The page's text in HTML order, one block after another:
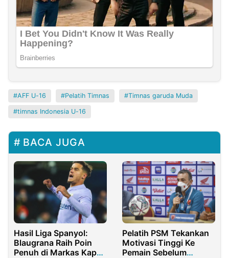
AFF U-16 Pelatih Timnas Timnas garuda Muda
timnas Indonesia U-16
BACA JUGA
Hasil Liga Spanyol:
Blaugrana Raih Poin
Penuh di Markas Kapal
Pelatih PSM Tekankan
Motivasi Tinggi Ke
Pemain Sebelum